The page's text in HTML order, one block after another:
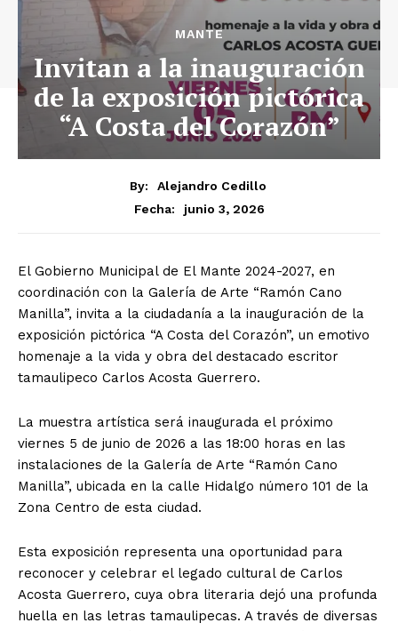
MANTE
Invitan a la inauguración
de la exposición pictórica
“A Costa del Corazón”
By:
Alejandro Cedillo
Fecha:
junio 3, 2026
El Gobierno Municipal de El Mante 2024-2027, en
coordinación con la Galería de Arte “Ramón Cano
Manilla”, invita a la ciudadanía a la inauguración de la
exposición pictórica “A Costa del Corazón”, un emotivo
homenaje a la vida y obra del destacado escritor
tamaulipeco Carlos Acosta Guerrero.
La muestra artística será inaugurada el próximo
viernes 5 de junio de 2026 a las 18:00 horas en las
instalaciones de la Galería de Arte “Ramón Cano
Manilla”, ubicada en la calle Hidalgo número 101 de la
Zona Centro de esta ciudad.
Esta exposición representa una oportunidad para
reconocer y celebrar el legado cultural de Carlos
Acosta Guerrero, cuya obra literaria dejó una profunda
huella en las letras tamaulipecas. A través de diversas